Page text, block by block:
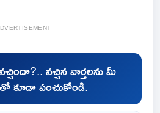
నచ్చిన వార్తలను మీ
కూడా పంచుకోండి.